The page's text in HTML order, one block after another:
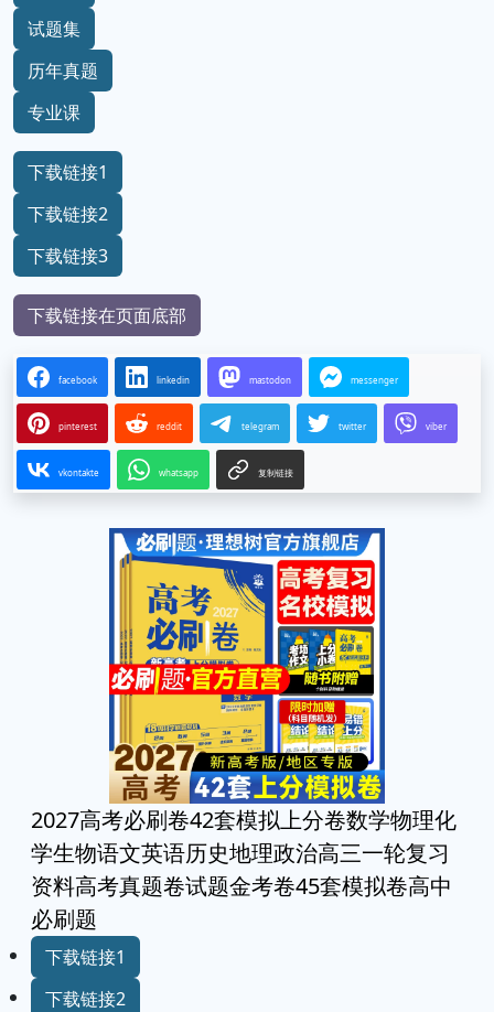
试题集
历年真题
专业课
下载链接1
下载链接2
下载链接3
下载链接在页面底部
facebook linkedin mastodon messenger
pinterest reddit telegram twitter viber
vkontakte whatsapp 复制链接
2027高考必刷卷42套模拟上分卷数学物理化
学生物语文英语历史地理政治高三一轮复习
资料高考真题卷试题金考卷45套模拟卷高中
必刷题
下载链接1
下载链接2